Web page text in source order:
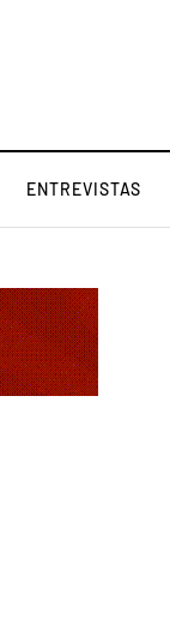
ENTREVISTAS